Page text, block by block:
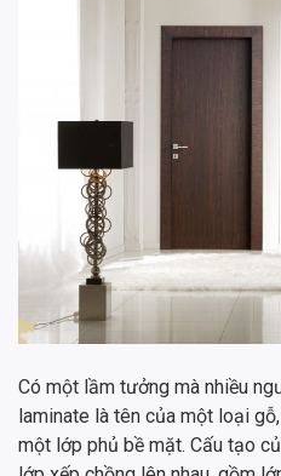
Có một lầm tưởng mà nhiều
laminate là tên của một loại
một lớp phủ bề mặt. Cấu tạo